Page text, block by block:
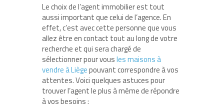
Le choix de l’agent immobilier est tout
aussi important que celui de l’agence. En
effet, c’est avec cette personne que vous
allez être en contact tout au long de votre
recherche et qui sera chargé de
sélectionner pour vousles maisons à
vendre à Liègepouvant correspondre à vos
attentes. Voici quelques astuces pour
trouver l’agent le plus à même de répondre
à vos besoins :